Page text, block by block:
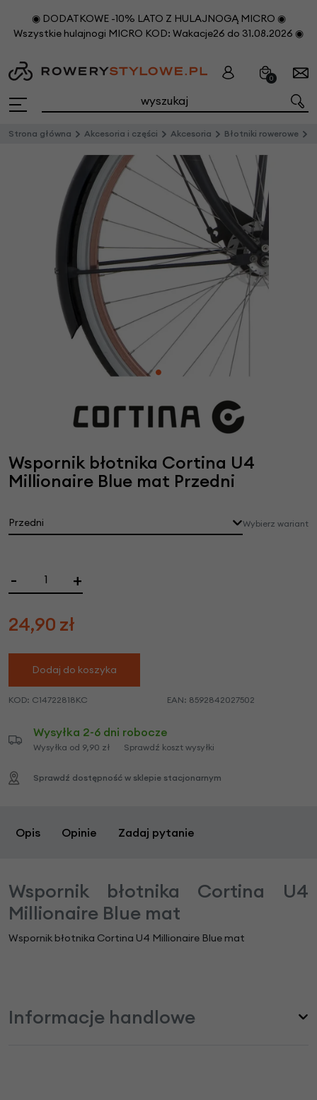
◉ DODATKOWE -10% LATO Z HULAJNOGĄ MICRO ◉
Wszystkie hulajnogi MICRO KOD: Wakacje26 do 31.08.2026 ◉
0
Strona główna Akcesoria i części Akcesoria Błotniki rowerowe
Wspornik błotnika Cortina U4
Millionaire Blue mat Przedni
Przedni Wybierz wariant
- +
24,90 zł
Dodaj do koszyka
KOD: C14722818KC EAN: 8592842027502
Wysyłka 2-6 dni robocze
Wysyłka od 9,90 zł Sprawdź koszt wysyłki
Sprawdź dostępność w sklepie stacjonarnym
Opis Opinie Zadaj pytanie
Wspornik błotnika Cortina U4
Millionaire Blue mat
Wspornik błotnika Cortina U4 Millionaire Blue mat
Informacje handlowe